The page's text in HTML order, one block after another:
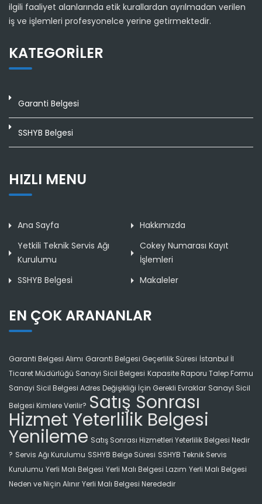
ilgili faaliyet alanlarında etik kurallardan ayrılmadan verilen
iş ve işlemleri profesyonelce yerine getirmektedir.
KATEGORILER
Garanti Belgesi
SSHYB Belgesi
HIZLI MENU
Ana Sayfa
Hakkımızda
Yetkili Teknik Servis Ağı
Kurulumu
Cokey Numarası Kayıt
İşlemleri
SSHYB Belgesi
Makaleler
EN ÇOK ARANANLAR
Garanti Belgesi Alımı Garanti Belgesi Geçerlilik Süresi İstanbul İl
Ticaret Müdürlüğü Sanayi Sicil Belgesi Kapasite Raporu Talep Formu
Sanayi Sicil Belgesi Adres Değişikliği İçin Gerekli Evraklar Sanayi Sicil
Belgesi Kimlere Verilir? Satış Sonrası
Hizmet Yeterlilik Belgesi
Yenileme Satış Sonrası Hizmetleri Yeterlilik Belgesi Nedir
? Servis Ağı Kurulumu SSHYB Belge Süresi SSHYB Teknik Servis
Kurulumu Yerli Malı Belgesi Yerli Malı Belgesi Lazım Yerli Malı Belgesi
Neden ve Niçin Alınır Yerli Malı Belgesi Nerededir